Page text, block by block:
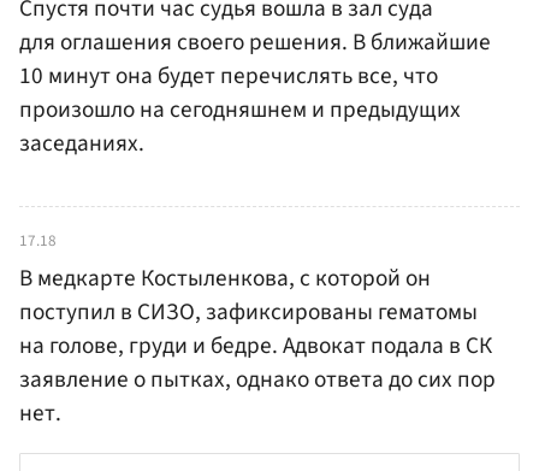
Спустя почти час судья вошла в зал суда
для оглашения своего решения. В ближайшие
10 минут она будет перечислять все, что
произошло на сегодняшнем и предыдущих
заседаниях.
17.18
В медкарте Костыленкова, с которой он
поступил в СИЗО, зафиксированы гематомы
на голове, груди и бедре. Адвокат подала в СК
заявление о пытках, однако ответа до сих пор
нет.